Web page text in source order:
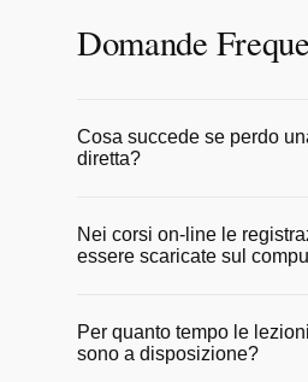
Domande
Cosa succede se perdo
diretta?
vengono registrate e
disposizione degli allievi
momento per non
corso.
Nei corsi on-line le
essere scaricate sul
sito e possono essere
qualunque dispositivo
Per quanto tempo le
sono a disposizione?